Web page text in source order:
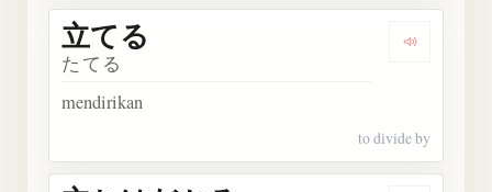
立てる
たてる
mendirikan
to divide by